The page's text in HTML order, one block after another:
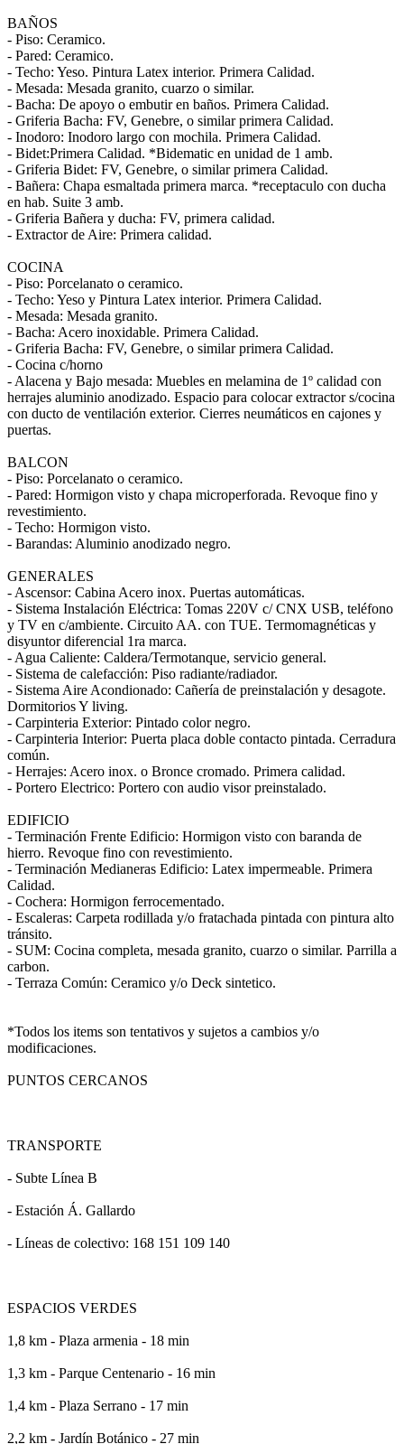
BAÑOS
- Piso: Ceramico.
- Pared: Ceramico.
- Techo: Yeso. Pintura Latex interior. Primera Calidad.
- Mesada: Mesada granito, cuarzo o similar.
- Bacha: De apoyo o embutir en baños. Primera Calidad.
- Griferia Bacha: FV, Genebre, o similar primera Calidad.
- Inodoro: Inodoro largo con mochila. Primera Calidad.
- Bidet:Primera Calidad. *Bidematic en unidad de 1 amb.
- Griferia Bidet: FV, Genebre, o similar primera Calidad.
- Bañera: Chapa esmaltada primera marca. *receptaculo con ducha
en hab. Suite 3 amb.
- Griferia Bañera y ducha: FV, primera calidad.
- Extractor de Aire: Primera calidad.
COCINA
- Piso: Porcelanato o ceramico.
- Techo: Yeso y Pintura Latex interior. Primera Calidad.
- Mesada: Mesada granito.
- Bacha: Acero inoxidable. Primera Calidad.
- Griferia Bacha: FV, Genebre, o similar primera Calidad.
- Cocina c/horno
- Alacena y Bajo mesada: Muebles en melamina de 1º calidad con
herrajes aluminio anodizado. Espacio para colocar extractor s/cocina
con ducto de ventilación exterior. Cierres neumáticos en cajones y
puertas.
BALCON
- Piso: Porcelanato o ceramico.
- Pared: Hormigon visto y chapa microperforada. Revoque fino y
revestimiento.
- Techo: Hormigon visto.
- Barandas: Aluminio anodizado negro.
GENERALES
- Ascensor: Cabina Acero inox. Puertas automáticas.
- Sistema Instalación Eléctrica: Tomas 220V c/ CNX USB, teléfono
y TV en c/ambiente. Circuito AA. con TUE. Termomagnéticas y
disyuntor diferencial 1ra marca.
- Agua Caliente: Caldera/Termotanque, servicio general.
- Sistema de calefacción: Piso radiante/radiador.
- Sistema Aire Acondionado: Cañería de preinstalación y desagote.
Dormitorios Y living.
- Carpinteria Exterior: Pintado color negro.
- Carpinteria Interior: Puerta placa doble contacto pintada. Cerradura
común.
- Herrajes: Acero inox. o Bronce cromado. Primera calidad.
- Portero Electrico: Portero con audio visor preinstalado.
EDIFICIO
- Terminación Frente Edificio: Hormigon visto con baranda de
hierro. Revoque fino con revestimiento.
- Terminación Medianeras Edificio: Latex impermeable. Primera
Calidad.
- Cochera: Hormigon ferrocementado.
- Escaleras: Carpeta rodillada y/o fratachada pintada con pintura alto
tránsito.
- SUM: Cocina completa, mesada granito, cuarzo o similar. Parrilla a
carbon.
- Terraza Común: Ceramico y/o Deck sintetico.
*Todos los items son tentativos y sujetos a cambios y/o
modificaciones.
PUNTOS CERCANOS
TRANSPORTE
- Subte Línea B
- Estación Á. Gallardo
- Líneas de colectivo: 168 151 109 140
ESPACIOS VERDES
1,8 km - Plaza armenia - 18 min
1,3 km - Parque Centenario - 16 min
1,4 km - Plaza Serrano - 17 min
2,2 km - Jardín Botánico - 27 min